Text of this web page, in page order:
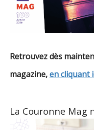
Retrouvez dès
magazine,en cliquant
La Couronne Mag